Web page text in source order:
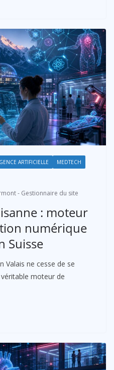
ARTIFICIELLE
MEDTECH
- Gestionnaire du site
: moteur
numérique
Suisse
Valais ne cesse de se
moteur de